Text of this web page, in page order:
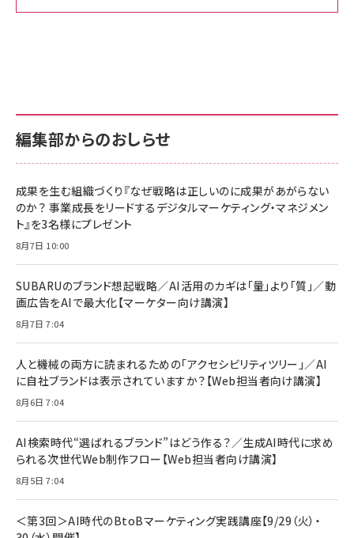
￥880
anan(アンアン)2026/06/24号 No.2500増刊
スペシャルエディション[王道エンタメの矜持／
￥1,100
anan(アンアン)2026/07/08号 No.2502[2026
￥880
ママ投資家が育休中に１億貯めた株式投資
組織の成果を最大化する ルールのデザイン
￥1,980
Amazonランキングをもっと見る
サポート正規品 メーカー保証5年 KLMEA128G
NIMASO ガラスフィルム iPhone 17 用 保護フィ
すい ガイド枠付き いPhone17 (6.3インチ) 対応
2枚セット DSP25F1698
￥1,599
￥6,980
全ワイヤレスイヤホン/アクティブノイズキャンセリ
技術基準適合】ブラック
￥5,990
ケーブル Anker絡まないケーブル 240W 結束バン
ド付き USB PD対応 シリコン素材採用 iPhone
17 / 16 / 15 / Galaxy iPad Pro MacBook
Pro/Air 各種対応 (1.8m ミッドナイトブラック)
￥1,890
サポート正規品 メーカー保証5年 KLMEA128G
Amazon eギフトカード - Amazonロゴ - クラ
￥5,000
Anker PowerLine III Flow USB-C & USB-C
Pro/Air 各種対応 (1.8m ミッドナイトブラック)
￥1,890
サッポロ 生ビール 黒ラベル 350ml 缶 24本 ビー
ル ケース買い【6/30応募〆切! 黒ラベルビヤセラー
￥4,857
編集部からのおしらせ
成果を生む組織づくり『なぜ戦略は正しいのに成果があがらない
のか？ 事業成長をリードするデジタルマーケティング・マネジメン
ト』を3名様にプレゼント
8月7日 10:00
SUBARUのブランド想起戦略／AI活用のカギは「量」より「質」／動
画広告をAIで最大化【マーケター向け講演】
8月7日 7:04
人と機械の両方に読まれるための「アクセシビリティツリー」／AI
に自社ブランドは表示されていますか？【Web担当者向け講演】
8月6日 7:04
AI検索時代“選ばれるブランド”はどう作る？／生成AI時代に求め
られる次世代Web制作フロー【Web担当者向け講演】
8月5日 7:04
＜第3回＞AI時代のBtoBマーケティング実践講座【9/29（火）・